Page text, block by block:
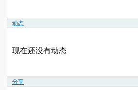
动态
现在还没有动态
分享